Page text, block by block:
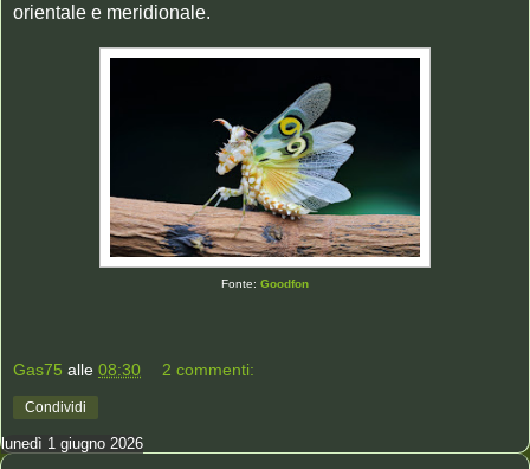
orientale e meridionale.
Fonte: Goodfon
Gas75 alle 08:30 2 commenti:
Condividi
lunedì 1 giugno 2026